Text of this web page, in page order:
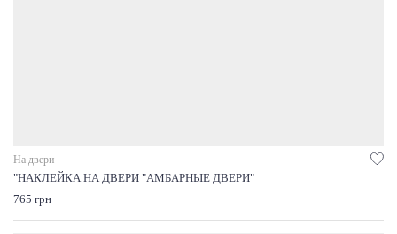
На двери
"НАКЛЕЙКА НА ДВЕРИ "АМБАРНЫЕ ДВЕРИ"
765 грн